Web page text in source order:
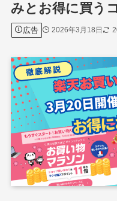
みとお得に買う
広告 2026年3月18日